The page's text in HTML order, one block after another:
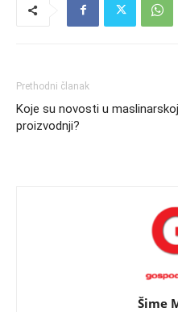
Prethodni članak
Koje su novosti u maslinarskoj
proizvodnji?
Šime